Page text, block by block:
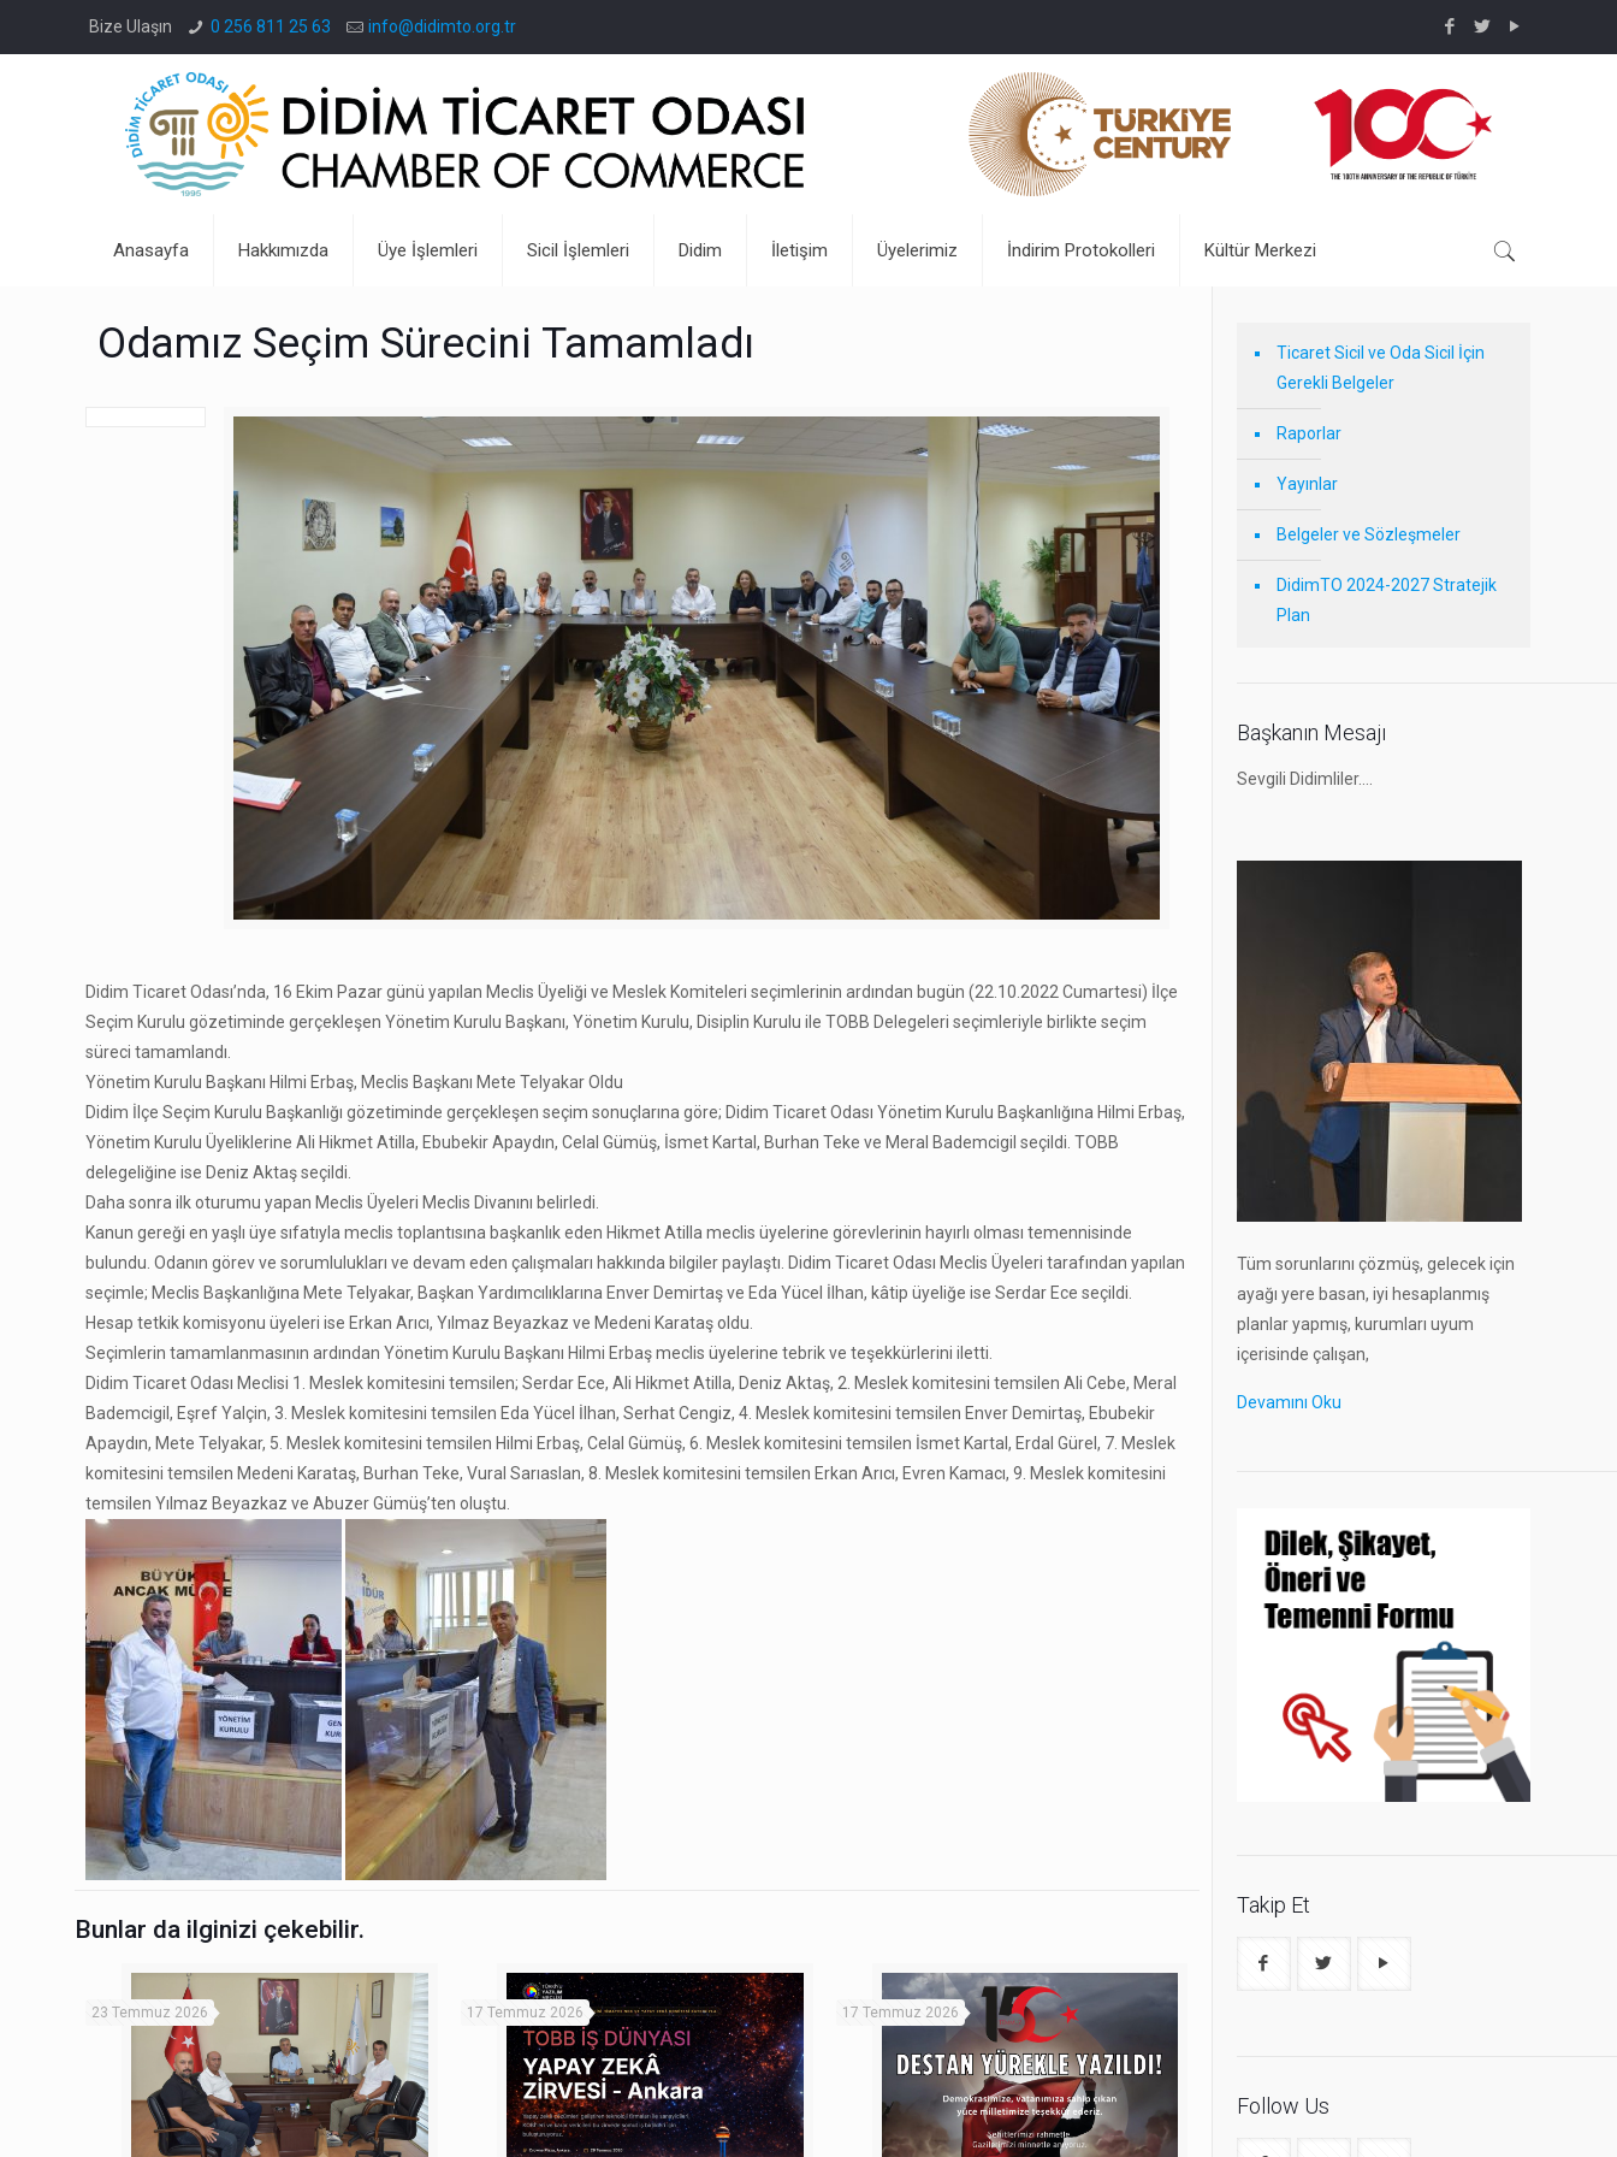
Bize Ulaşın 0 256 811 25 63 info@didimto.org.tr
Anasayfa Hakkımızda Üye İşlemleri Sicil İşlemleri Didim İletişim Üyelerimiz İndirim Protokolleri Kültür Merkezi
Odamız Seçim Sürecini Tamamladı
Didim Ticaret Odası’nda, 16 Ekim Pazar günü yapılan Meclis Üyeliği ve Meslek Komiteleri seçimlerinin ardından bugün (22.10.2022 Cumartesi) İlçe
Seçim Kurulu gözetiminde gerçekleşen Yönetim Kurulu Başkanı, Yönetim Kurulu, Disiplin Kurulu ile TOBB Delegeleri seçimleriyle birlikte seçim
süreci tamamlandı.
Yönetim Kurulu Başkanı Hilmi Erbaş, Meclis Başkanı Mete Telyakar Oldu
Didim İlçe Seçim Kurulu Başkanlığı gözetiminde gerçekleşen seçim sonuçlarına göre; Didim Ticaret Odası Yönetim Kurulu Başkanlığına Hilmi Erbaş,
Yönetim Kurulu Üyeliklerine Ali Hikmet Atilla, Ebubekir Apaydın, Celal Gümüş, İsmet Kartal, Burhan Teke ve Meral Bademcigil seçildi. TOBB
delegeliğine ise Deniz Aktaş seçildi.
Daha sonra ilk oturumu yapan Meclis Üyeleri Meclis Divanını belirledi.
Kanun gereği en yaşlı üye sıfatıyla meclis toplantısına başkanlık eden Hikmet Atilla meclis üyelerine görevlerinin hayırlı olması temennisinde
bulundu. Odanın görev ve sorumlulukları ve devam eden çalışmaları hakkında bilgiler paylaştı. Didim Ticaret Odası Meclis Üyeleri tarafından yapılan
seçimle; Meclis Başkanlığına Mete Telyakar, Başkan Yardımcılıklarına Enver Demirtaş ve Eda Yücel İlhan, kâtip üyeliğe ise Serdar Ece seçildi.
Hesap tetkik komisyonu üyeleri ise Erkan Arıcı, Yılmaz Beyazkaz ve Medeni Karataş oldu.
Seçimlerin tamamlanmasının ardından Yönetim Kurulu Başkanı Hilmi Erbaş meclis üyelerine tebrik ve teşekkürlerini iletti.
Didim Ticaret Odası Meclisi 1. Meslek komitesini temsilen; Serdar Ece, Ali Hikmet Atilla, Deniz Aktaş, 2. Meslek komitesini temsilen Ali Cebe, Meral
Bademcigil, Eşref Yalçin, 3. Meslek komitesini temsilen Eda Yücel İlhan, Serhat Cengiz, 4. Meslek komitesini temsilen Enver Demirtaş, Ebubekir
Apaydın, Mete Telyakar, 5. Meslek komitesini temsilen Hilmi Erbaş, Celal Gümüş, 6. Meslek komitesini temsilen İsmet Kartal, Erdal Gürel, 7. Meslek
komitesini temsilen Medeni Karataş, Burhan Teke, Vural Sarıaslan, 8. Meslek komitesini temsilen Erkan Arıcı, Evren Kamacı, 9. Meslek komitesini
temsilen Yılmaz Beyazkaz ve Abuzer Gümüş’ten oluştu.
Bunlar da ilginizi çekebilir.
23 Temmuz 2026 17 Temmuz 2026 17 Temmuz 2026
Ticaret Sicil ve Oda Sicil İçin
Gerekli Belgeler
Raporlar
Yayınlar
Belgeler ve Sözleşmeler
DidimTO 2024-2027 Stratejik
Plan
Başkanın Mesajı
Sevgili Didimliler….
Tüm sorunlarını çözmüş, gelecek için
ayağı yere basan, iyi hesaplanmış
planlar yapmış, kurumları uyum
içerisinde çalışan,
Devamını Oku
Takip Et
Follow Us